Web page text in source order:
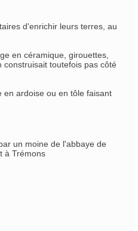
d'enrichir leurs terres, au
en céramique, girouettes,
toutefois pas côté
en ardoise ou en tôle faisant
un moine de l'abbaye de
à Trémons